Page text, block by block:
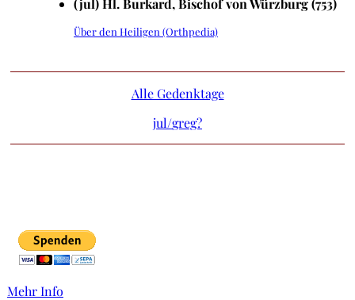
(jul) Hl. Burkard, Bischof von Würzburg (753)
Über den Heiligen (Orthpedia)
Alle Gedenktage
jul/greg?
Mehr Info